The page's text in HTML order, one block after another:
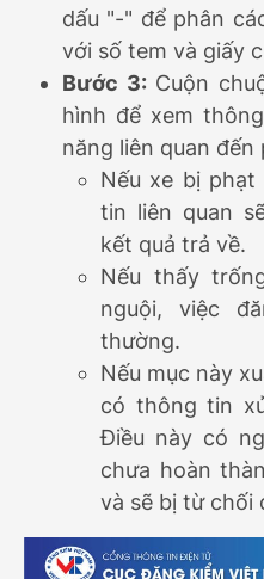
dấu "-" để phân
với số tem và giấy
Bước 3: Cuộn
hình để xem
năng liên quan đến
Nếu xe bị
tin liên quan
kết quả trả về.
Nếu thấy
nguội, việc
thường.
Nếu mục này
có thông tin
Điều này có
chưa hoàn
và sẽ bị từ chối